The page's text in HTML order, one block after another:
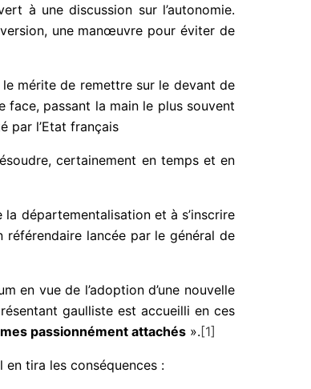
à une discussion sur l’autonomie.
une manœuvre pour éviter de
mérite de remettre sur le devant de
face, passant la main le plus souvent
par l’Etat français
certainement en temps et en
départementalisation et à s’inscrire
référendaire lancée par le général de
en vue de l’adoption d’une nouvelle
gaulliste est accueilli en ces
passionnément attachés ».[1]
tira les conséquences :